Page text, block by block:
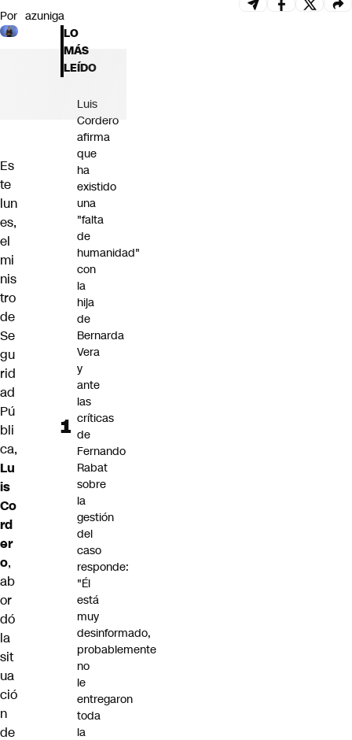
Por azuniga
Es
te
lun
es,
el
mi
nis
tro
de
Se
gu
rid
ad
Pú
bli
ca,
Lu
is
Co
rd
er
o,
ab
or
dó
la
sit
ua
ció
n
de
LO
MÁS
LEÍDO
Luis
Cordero
afirma
que
ha
existido
una
"falta
de
humanidad"
con
la
hija
de
Bernarda
Vera
y
ante
las
críticas
de
Fernando
Rabat
sobre
la
gestión
del
caso
responde:
"Él
está
muy
desinformado,
probablemente
no
le
entregaron
toda
la